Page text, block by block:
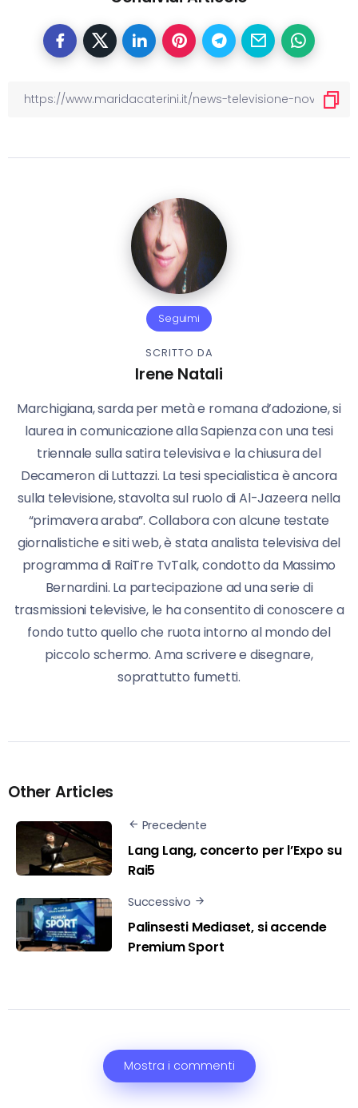
Seguimi
SCRITTO DA
Irene Natali
Marchigiana, sarda per metà e romana d’adozione, si
laurea in comunicazione alla Sapienza con una tesi
triennale sulla satira televisiva e la chiusura del
Decameron di Luttazzi. La tesi specialistica è ancora
sulla televisione, stavolta sul ruolo di Al-Jazeera nella
“primavera araba”. Collabora con alcune testate
giornalistiche e siti web, è stata analista televisiva del
programma di RaiTre TvTalk, condotto da Massimo
Bernardini. La partecipazione ad una serie di
trasmissioni televisive, le ha consentito di conoscere a
fondo tutto quello che ruota intorno al mondo del
piccolo schermo. Ama scrivere e disegnare,
soprattutto fumetti.
Other Articles
Precedente
Lang Lang, concerto per l’Expo su
Rai5
Successivo
Palinsesti Mediaset, si accende
Premium Sport
Mostra i commenti